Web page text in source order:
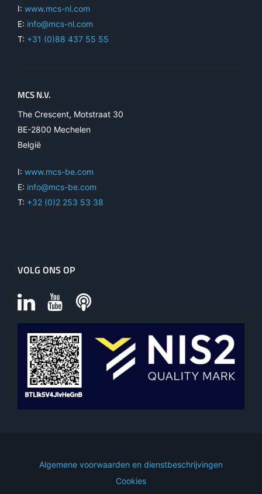
I: www.mcs-nl.com
E: info@mcs-nl.com
T: +31 (0)88 437 55 55
MCS N.V.
The Crescent, Motstraat 30
BE-2800 Mechelen
België
I: www.mcs-be.com
E: info@mcs-be.com
T: +32 (0)2 253 53 38
VOLG ONS OP
Algemene voorwaarden en dienstbeschrijvingen
Cookies